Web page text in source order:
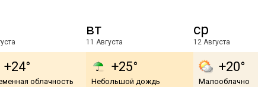
+24°
облачность
вт
11 Августа
+25°
Небольшой дождь
ср
12 Августа
+20°
Малооблачно